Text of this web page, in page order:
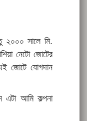
২০০০ সালে মি.
নেটো জোটের
জোটে যোগদান
এটা আমি কল্পনা